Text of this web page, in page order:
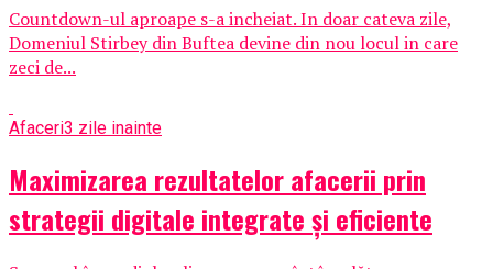
Countdown-ul aproape s-a incheiat. In doar cateva zile,
Domeniul Stirbey din Buftea devine din nou locul in care
zeci de...
Afaceri3 zile inainte
Maximizarea rezultatelor afacerii prin
strategii digitale integrate și eficiente